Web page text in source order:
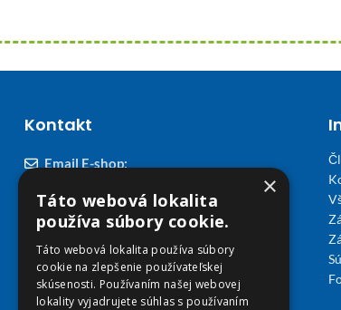
Kontakt
Email E-shop:
podpora@viplekaren.sk
Telefón E-shop:
0911 678 900(Po - Pia 7:30 - 15:30)
Telefón kamenná Lekáreň VIP Košice:
055 307 78 30
×
Táto webová lokalita
používa súbory cookie.
Táto webová lokalita používa súbory
cookie na zlepšenie používateľskej
skúsenosti. Používaním našej webovej
lokality vyjadrujete súhlas s používaním